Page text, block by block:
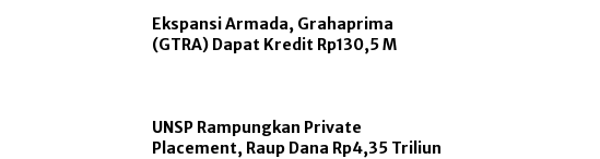
Ekspansi Armada, Grahaprima
(GTRA) Dapat Kredit Rp130,5 M
UNSP Rampungkan Private
Placement, Raup Dana Rp4,35 Triliun